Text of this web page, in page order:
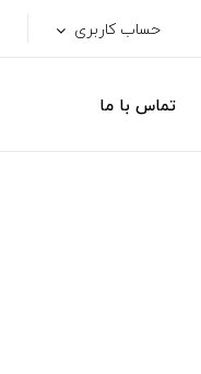
حساب کاربری
تماس با ما